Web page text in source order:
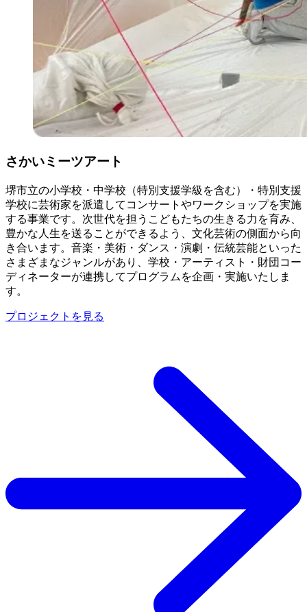
さかいミーツアート
堺市立の小学校・中学校（特別支援学級を含む）・特別支援
学校に芸術家を派遣してコンサートやワークショップを実施
する事業です。次世代を担うこどもたちの生きる力を育み、
豊かな人生を送ることができるよう、文化芸術の側面から向
き合います。音楽・美術・ダンス・演劇・伝統芸能といった
さまざまなジャンルがあり、学校・アーティスト・財団コー
ディネーターが連携してプログラムを企画・実施いたしま
す。
プロジェクトを見る